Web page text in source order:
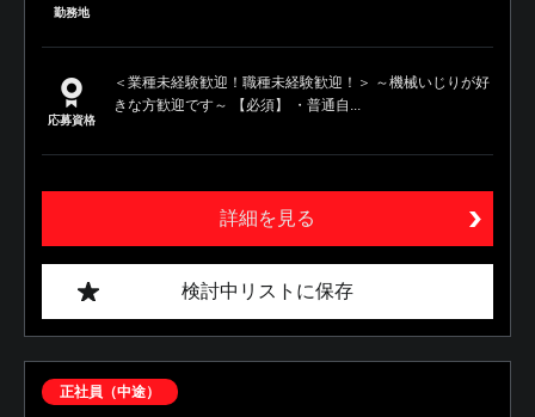
勤務地
応募資格
＜業種未経験歓迎！職種未経験歓迎！＞ ～機械いじりが好
きな方歓迎です～ 【必須】 ・普通自...
詳細を見る
検討中リストに保存
正社員（中途）